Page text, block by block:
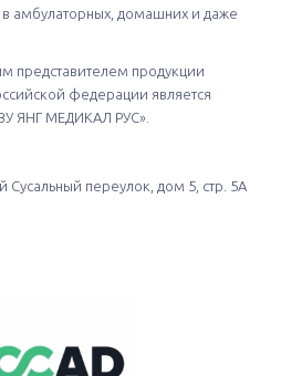
в амбулаторных, домашних и даже
представителем продукции
федерации является
ЯНГ МЕДИКАЛ РУС».
Сусальный переулок, дом 5, стр. 5А